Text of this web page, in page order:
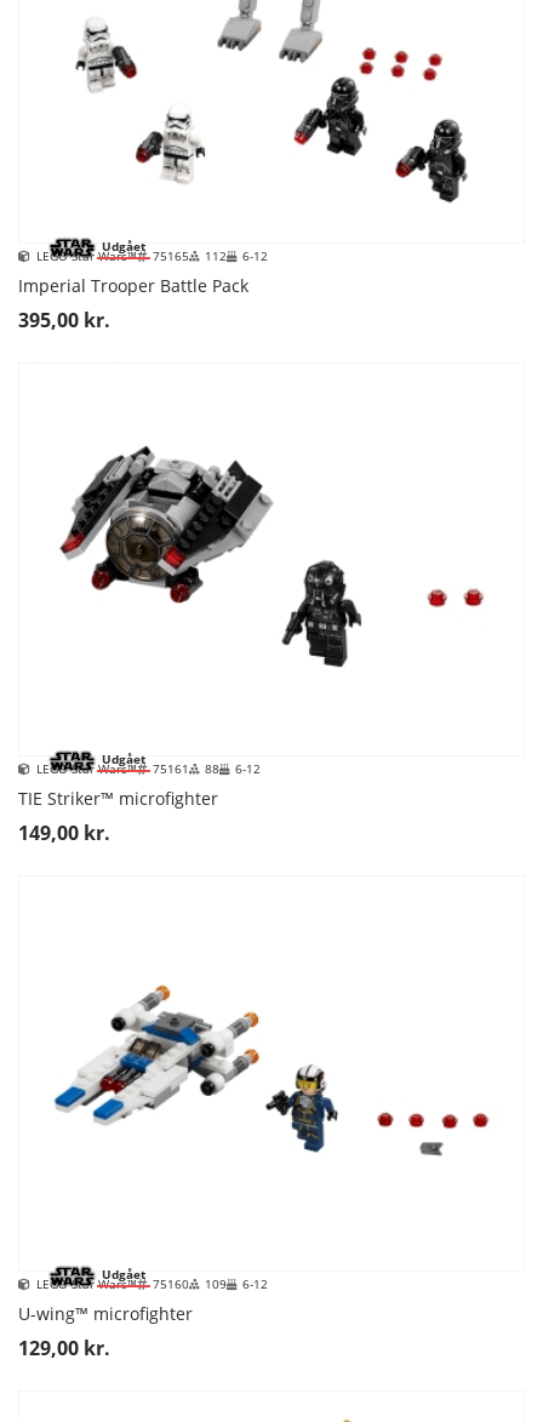
Udgået
LEGO Star Wars™ 75165 112 6-12
Imperial Trooper Battle Pack
395,00 kr.
Udgået
LEGO Star Wars™ 75161 88 6-12
TIE Striker™ microfighter
149,00 kr.
Udgået
LEGO Star Wars™ 75160 109 6-12
U-wing™ microfighter
129,00 kr.